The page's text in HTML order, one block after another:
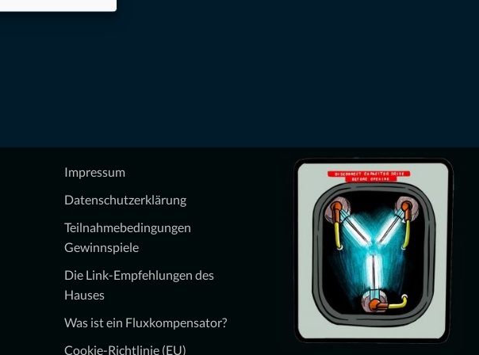
Impressum
Datenschutzerklärung
Teilnahmebedingungen
Gewinnspiele
Die Link-Empfehlungen des
Hauses
Was ist ein Fluxkompensator?
Cookie-Richtlinie (EU)